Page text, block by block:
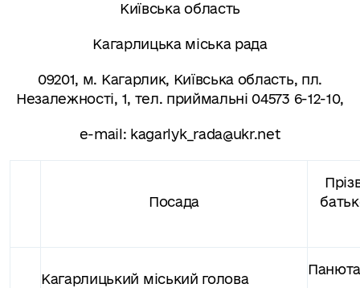
Київська область
Кагарлицька міська рада
09201, м. Кагарлик, Київська область, пл.
Незалежності, 1, тел. приймальні 04573 6-12-10,
e-mail: kagarlyk_rada@ukr.net
Посада
Кагарлицький міський голова